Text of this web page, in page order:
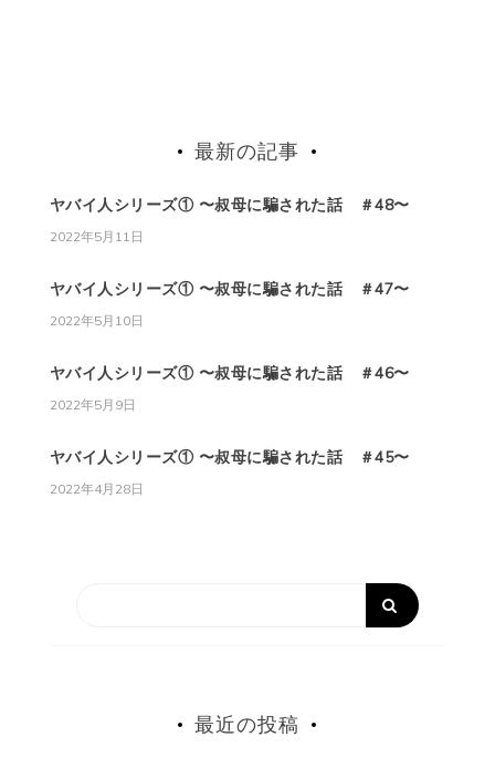
最新の記事
ヤバイ人シリーズ① 〜叔母に騙された話 ＃48〜
2022年5月11日
ヤバイ人シリーズ① 〜叔母に騙された話 ＃47〜
2022年5月10日
ヤバイ人シリーズ① 〜叔母に騙された話 ＃46〜
2022年5月9日
ヤバイ人シリーズ① 〜叔母に騙された話 ＃45〜
2022年4月28日
最近の投稿